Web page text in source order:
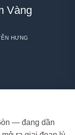
Vàng
HƯNG
— đang dần